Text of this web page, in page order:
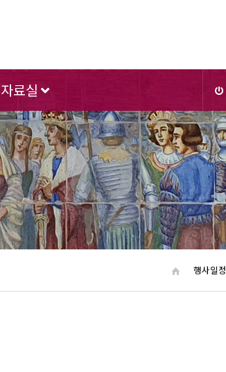
자료실
행사일정